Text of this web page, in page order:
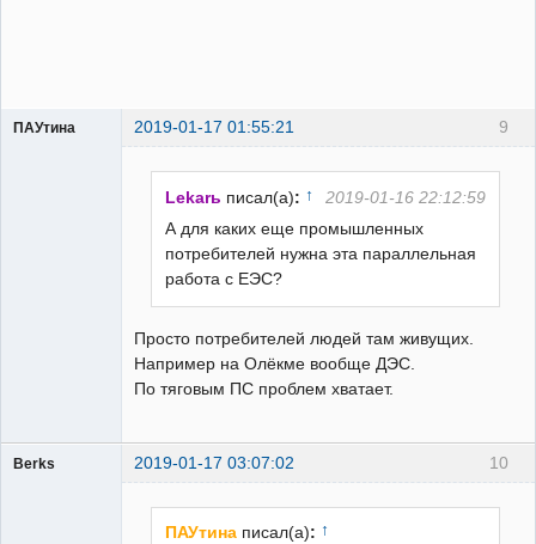
9
ПАУтина 2019-01-17 01:55:21
Lekarь писал(а): ↑
2019-01-16 22:12:59
А для каких еще промышленных
потребителей нужна эта параллельная
работа с ЕЭС?
Просто потребителей людей там живущих.
Например на Олёкме вообще ДЭС.
По тяговым ПС проблем хватает.
10
Berks 2019-01-17 03:07:02
ПАУтина писал(а): ↑